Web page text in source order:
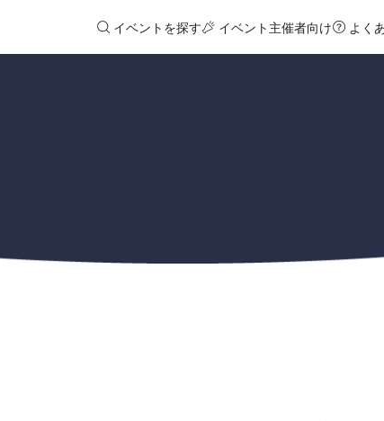
イベントを探す イベント主催者向け よく